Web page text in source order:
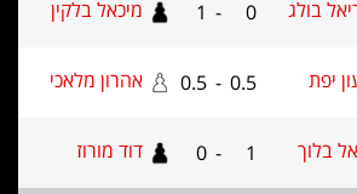
0
- מיכאל בלקין
0.5
0.5 אהרון מלאכי
1 דוד מורוז